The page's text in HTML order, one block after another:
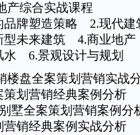
产综合实战课程
品牌塑造策略 2.现代建
型未来建筑 4.商业地产
水 6.景观设计与规划
楼盘全案策划营销实战
策划营销经典案例分析
别墅全案策划营销案例分
营销经典案例实战分析